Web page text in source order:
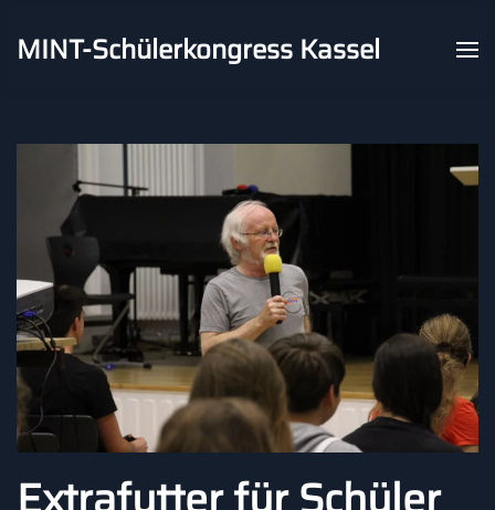
Skip to main content
MINT-Schülerkongress Kassel